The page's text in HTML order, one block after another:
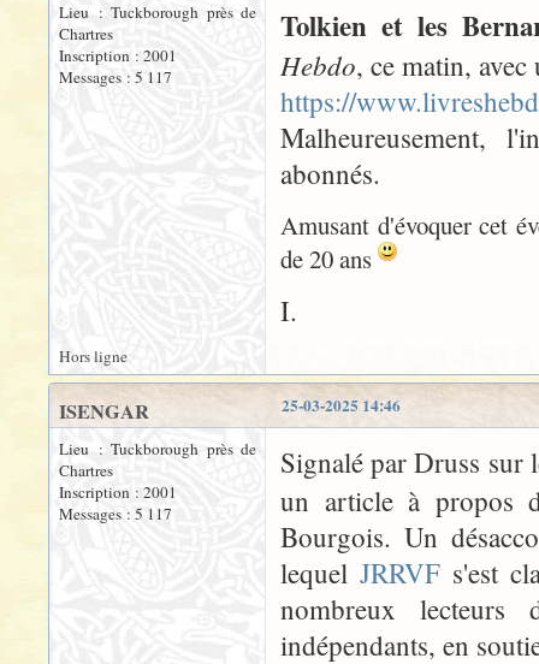
Lieu : Tuckborough près de
Chartres
Inscription : 2001
Messages : 5 117
Tolkien et les
Hebdo, ce matin,
https://
Malheureusement,
abonnés.
Amusant d'évoquer cet
de 20 ans
I.
Hors ligne
25-03-2025 14:46
ISENGAR
Lieu : Tuckborough près de
Chartres
Inscription : 2001
Messages : 5 117
Signalé par Druss
un article à propos
Bourgois. Un
lequel JRRVF s'est
nombreux lecteurs
indépendants, en